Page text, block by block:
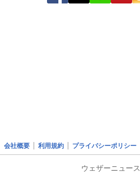
会社概要 利用規約 プライバシーポリシー
ウェザーニュース